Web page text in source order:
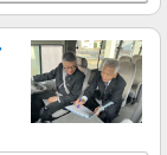
に基づき交通費支
を見る